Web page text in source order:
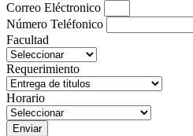
Correo Eléctronico
Número Teléfonico
Facultad
Requerimiento
Horario
Enviar